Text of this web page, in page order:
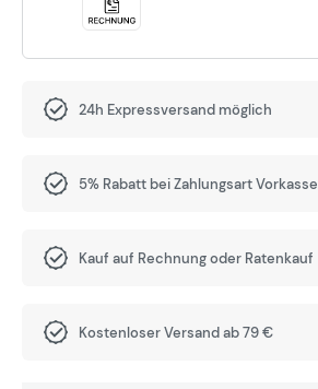
24h Expressversand möglich
5% Rabatt bei Zahlungsart Vorkasse
Kauf auf Rechnung oder Ratenkauf
Kostenloser Versand ab 79 €